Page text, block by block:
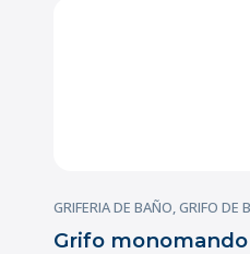
GRIFERIA DE BAÑO,GRIFO DE
Grifo